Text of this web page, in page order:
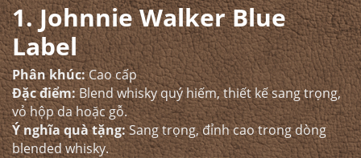
1. Johnnie Walker Blue
Label
Phân khúc:Cao cấp
Đặc điểm:Blend whisky quý hiếm, thiết kế sang trọng,
vỏ hộp da hoặc gỗ.
Ý nghĩa quà tặng:Sang trọng, đỉnh cao trong dòng
blended whisky.